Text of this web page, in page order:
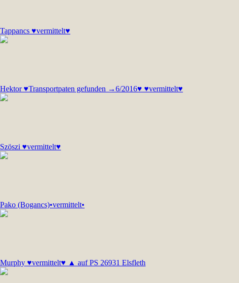
Tappancs ♥vermittelt♥
Hektor ♥Transportpaten gefunden →6/2016♥ ♥vermittelt♥
Szöszi ♥vermittelt♥
Pako (Bogancs)•vermittelt•
Murphy ♥vermittelt♥ ▲ auf PS 26931 Elsfleth